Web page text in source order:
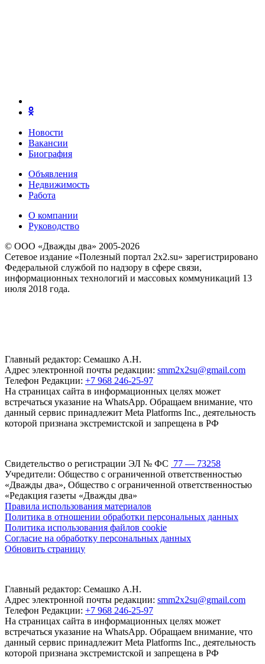
Новости
Вакансии
Биография
Объявления
Недвижимость
Работа
О компании
Руководство
© ООО «Дважды два» 2005-2026
Сетевое издание «Полезный портал 2x2.su» зарегистрировано
Федеральной службой по надзору в сфере связи,
информационных технологий и массовых коммуникаций 13
июля 2018 года.
Главный редактор: Семашко А.Н.
Адрес электронной почты редакции: smm2x2su@gmail.com
Телефон Редакции: +7 968 246-25-97
На страницах сайта в информационных целях может
встречаться указание на WhatsApp. Обращаем внимание, что
данный сервис принадлежит Meta Platforms Inc., деятельность
которой признана экстремистской и запрещена в РФ
Свидетельство о регистрации ЭЛ № ФС 77 — 73258
Учредители: Общество с ограниченной ответственностью
«Дважды два», Общество с ограниченной ответственностью
«Редакция газеты «Дважды два»
Правила использования материалов
Политика в отношении обработки персональных данных
Политика использования файлов cookie
Согласие на обработку персональных данных
Обновить страницу
Главный редактор: Семашко А.Н.
Адрес электронной почты редакции: smm2x2su@gmail.com
Телефон Редакции: +7 968 246-25-97
На страницах сайта в информационных целях может
встречаться указание на WhatsApp. Обращаем внимание, что
данный сервис принадлежит Meta Platforms Inc., деятельность
которой признана экстремистской и запрещена в РФ